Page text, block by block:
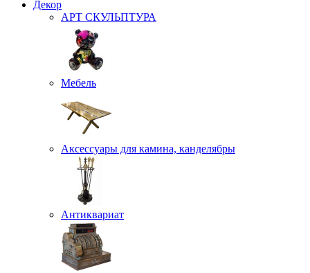
Декор
АРТ СКУЛЬПТУРА
Мебель
Аксессуары для камина, канделябры
Антиквариат